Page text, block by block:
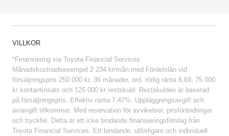
VILLKOR
*Finansiering via Toyota Financial Services:
Månadskostnadsexempel 2 234 kr/mån med Fördelslån vid
försäljningspris 250 000 kr, 36 månader, ord. rörlig ränta 6,69, 75 000
kr kontantinsats och 125 000 kr restskuld. Restskulden är baserad
på försäljningspris. Effektiv ränta 7,47%. Uppläggningsavgift och
aviavgift tillkommer. Med reservation för avvikelser, prisförändringar
och tryckfel. Detta är ett icke bindande finansieringsförslag från
Toyota Financial Services. Ett bindande, utförligare och individuell